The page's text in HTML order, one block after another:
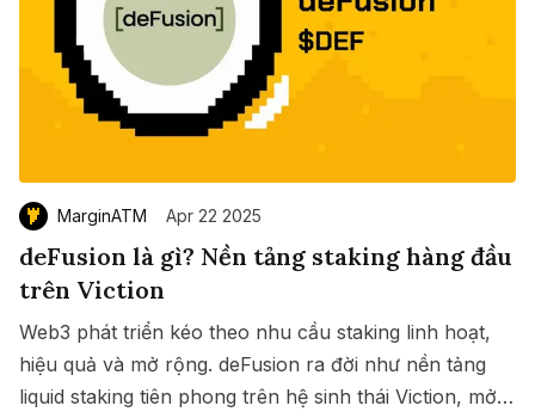
MarginATM Apr 22 2025
deFusion là gì? Nền tảng staking hàng đầu
trên Viction
Web3 phát triển kéo theo nhu cầu staking linh hoạt,
hiệu quả và mở rộng. deFusion ra đời như nền tảng
liquid staking tiên phong trên hệ sinh thái Viction, mở
SaveCopy link